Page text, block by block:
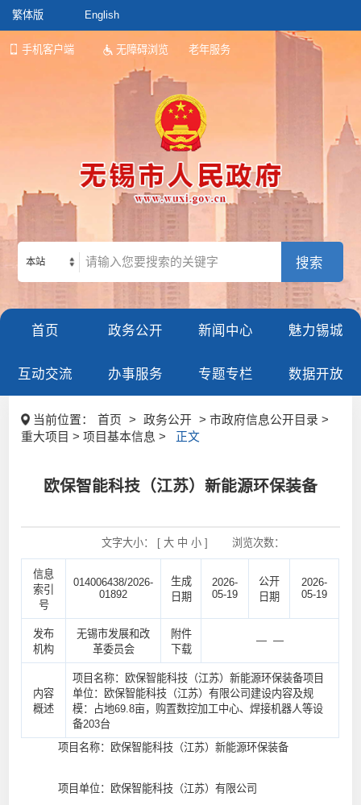
繁体版 English
手机客户端 无障碍浏览 老年服务
本站
首页 政务公开 新闻中心 魅力锡城
互动交流 办事服务 专题专栏 数据开放
当前位置： 首页 > 政务公开
> 市政府信息公开目录 >
重大项目 > 项目基本信息 >
正文
欧保智能科技（江苏）新能源环保装备
文字大小： [ 大 中 小] 浏览次数：
信息
索引
号
014006438/2026-
01892
生成
日期
2026-
05-19
公开
日期
2026-
05-19
发布
机构
无锡市发展和改
革委员会
附件
下载
— —
内容
概述
项目名称：欧保智能科技（江苏）新能源环保装备项目
单位：欧保智能科技（江苏）有限公司建设内容及规
模：占地69.8亩，购置数控加工中心、焊接机器人等设
备203台
项目名称：欧保智能科技（江苏）新能源环保装备
项目单位：欧保智能科技（江苏）有限公司